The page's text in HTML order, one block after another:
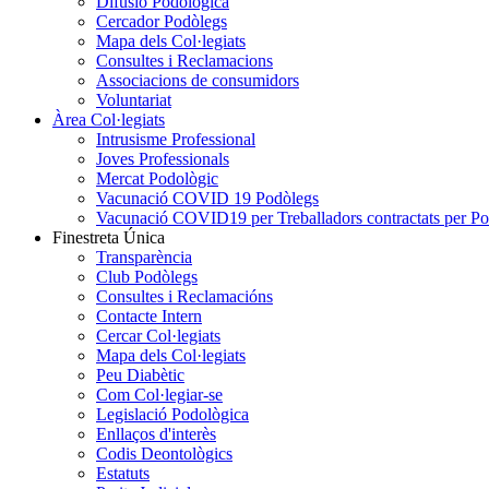
Cercador Podòlegs
Mapa dels Col·legiats
Consultes i Reclamacions
Associacions de consumidors
Voluntariat
Àrea Col·legiats
Intrusisme Professional
Joves Professionals
Mercat Podològic
Vacunació COVID 19 Podòlegs
Vacunació COVID19 per Treballadors contractats per
Finestreta Única
Transparència
Club Podòlegs
Consultes i Reclamacións
Contacte Intern
Cercar Col·legiats
Mapa dels Col·legiats
Peu Diabètic
Com Col·legiar-se
Legislació Podològica
Enllaços d'interès
Codis Deontològics
Estatuts